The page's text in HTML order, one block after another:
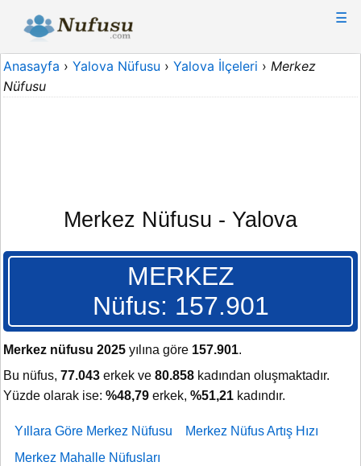
☰
Anasayfa › Yalova Nüfusu › Yalova İlçeleri › Merkez
Nüfusu
Merkez Nüfusu - Yalova
MERKEZ
Nüfus: 157.901
Merkez nüfusu 2025 yılına göre 157.901.
Bu nüfus, 77.043 erkek ve 80.858 kadından oluşmaktadır.
Yüzde olarak ise: %48,79 erkek, %51,21 kadındır.
Yıllara Göre Merkez Nüfusu
Merkez Nüfus Artış Hızı
Merkez Mahalle Nüfusları